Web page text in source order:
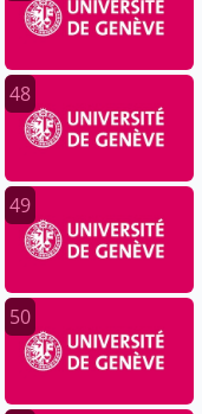
48
49
50